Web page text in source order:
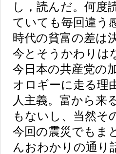
し，読んだ。何度
ていても毎回違う
時代の貧富の差は
今とそうかわりは
今日本の共産党の
オロギーに走る理
人主義。富から来
もないし、当然そ
今回の震災でもま
んおわかりの通り